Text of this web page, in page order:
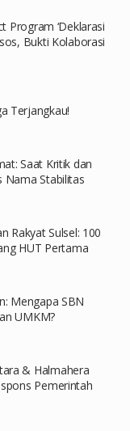
Program ‘Deklarasi
Bukti Kolaborasi
Terjangkau!
Saat Kritik dan
Nama Stabilitas
Rakyat Sulsel: 100
HUT Pertama
Mengapa SBN
UMKM?
& Halmahera
Pemerintah